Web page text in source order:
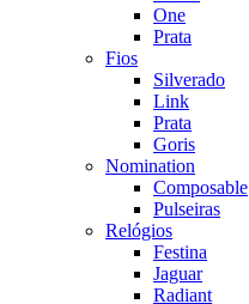
One
Prata
Fios
Silverado
Link
Prata
Goris
Nomination
Composable
Pulseiras
Relógios
Festina
Jaguar
Radiant